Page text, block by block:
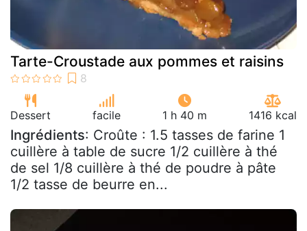
Tarte-Croustade aux pommes et raisins
Dessert facile 1 h 40 m 1416 kcal
Ingrédients: Croûte : 1.5 tasses de farine 1
cuillère à table de sucre 1/2 cuillère à thé
de sel 1/8 cuillère à thé de poudre à pâte
1/2 tasse de beurre en...